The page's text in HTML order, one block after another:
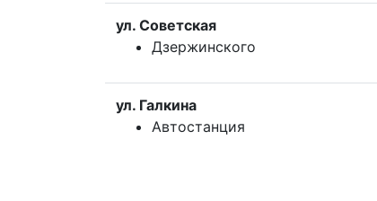
ул. Советская
Дзержинского
ул. Галкина
Автостанция